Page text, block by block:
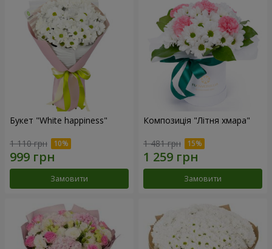
Букет "White happiness"
1 110 грн
Замовити
Композиція "Літня хмара"
1 481 грн
Замовити